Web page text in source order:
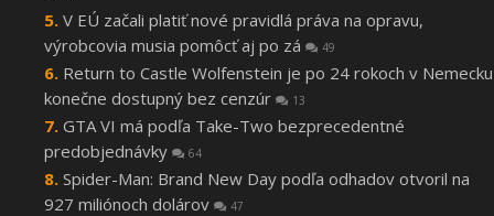
V EÚ začali platiť nové pravidlá práva na opravu,
výrobcovia musia pomôcť aj po zá
49
Return to Castle Wolfenstein je po 24 rokoch v Nemecku
konečne dostupný bez cenzúr
13
GTA VI má podľa Take-Two bezprecedentné
predobjednávky
64
Spider-Man: Brand New Day podľa odhadov otvoril na
927 miliónoch dolárov
47